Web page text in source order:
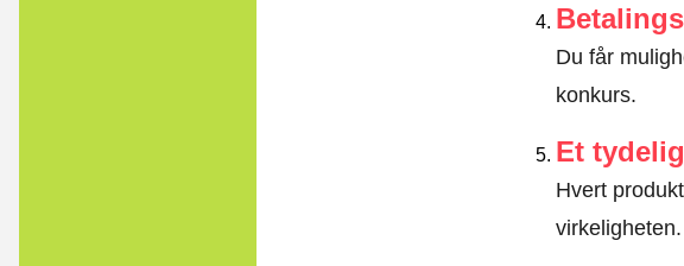
Du får
konkurs.
Et
Hvert
virkeligheten.